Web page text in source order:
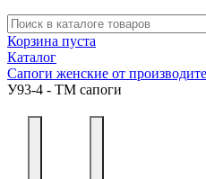
Корзина пуста
Каталог
Сапоги женские от
У93-4 - ТМ сапоги